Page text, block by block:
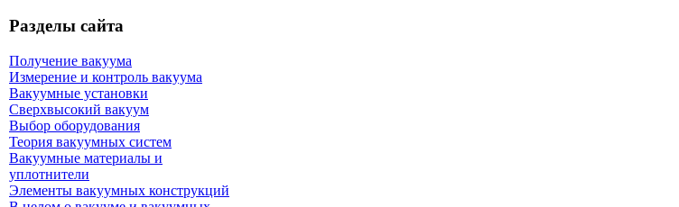
Разделы сайта
Получение вакуума
Измерение и контроль вакуума
Вакуумные установки
Сверхвысокий вакуум
Выбор оборудования
Теория вакуумных систем
Вакуумные материалы и
уплотнители
Элементы вакуумных конструкций